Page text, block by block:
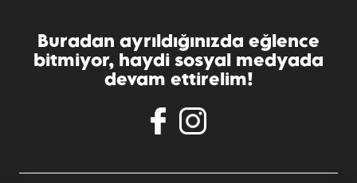
Buradan ayrıldığınızda eğlence
bitmiyor, haydi sosyal medyada
devam ettirelim!